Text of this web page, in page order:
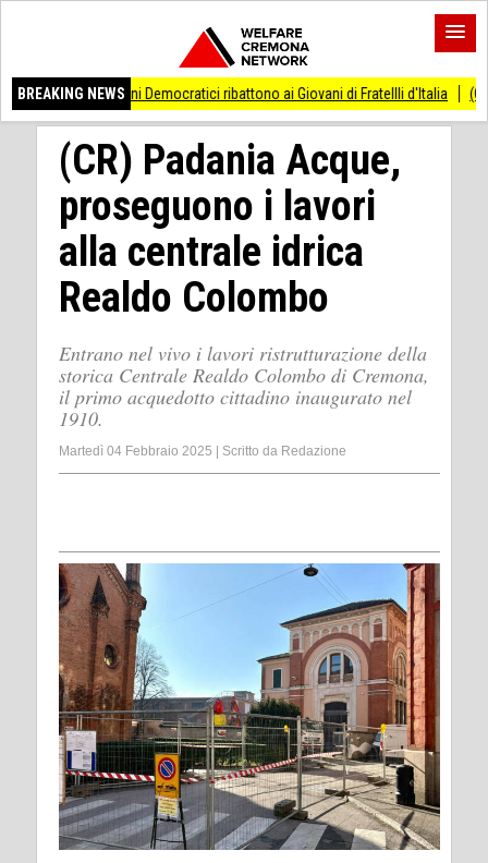
BREAKING NEWS
Democratici ribattono ai Giovani di Fratellli d'Italia (CR) Ponte sul
(CR) Padania Acque,
proseguono i lavori
alla centrale idrica
Realdo Colombo
Entrano nel vivo i lavori ristrutturazione della
storica Centrale Realdo Colombo di Cremona,
il primo acquedotto cittadino inaugurato nel
1910.
Martedì 04 Febbraio 2025 Scritto da Redazione